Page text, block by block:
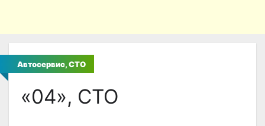
Автосервис, СТО
«04», СТО